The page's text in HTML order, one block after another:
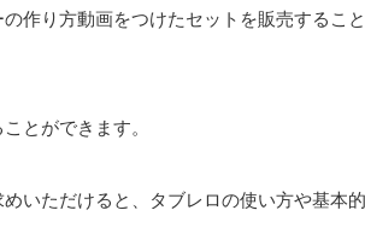
作り方動画をつけたセットを販売すること
とができます。
いただけると、タブレロの使い方や基本的